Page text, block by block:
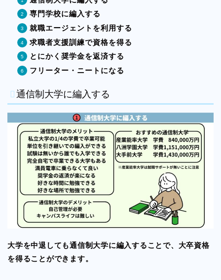
専門学校に編入する
就職エージェントを利用する
求職者支援訓練で資格を得る
とにかく奨学金を返済する
フリーター・ニートになる
通信制大学に編入する
大学を中退しても通信制大学に編入することで、大卒資格
を得ることができます。